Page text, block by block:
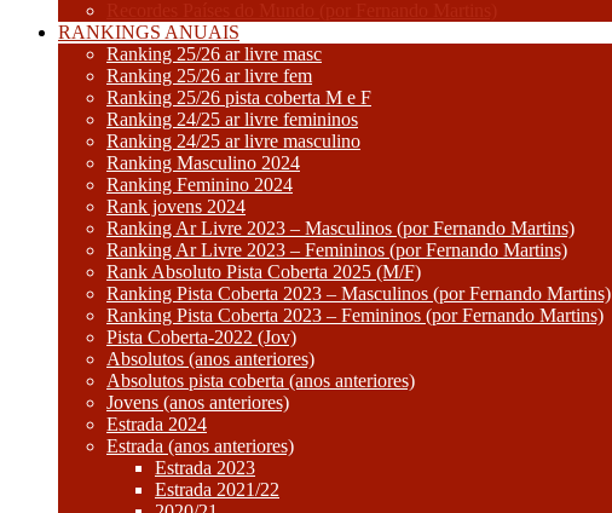
RANKINGS ANUAIS
Ranking 25/26 ar livre masc
Ranking 25/26 ar livre fem
Ranking 25/26 pista coberta M e F
Ranking 24/25 ar livre femininos
Ranking 24/25 ar livre masculino
Ranking Masculino 2024
Ranking Feminino 2024
Rank jovens 2024
Ranking Ar Livre 2023 – Masculinos (por Fernando Martins)
Ranking Ar Livre 2023 – Femininos (por Fernando Martins)
Rank Absoluto Pista Coberta 2025 (M/F)
Ranking Pista Coberta 2023 – Masculinos (por Fernando Martins)
Ranking Pista Coberta 2023 – Femininos (por Fernando Martins)
Pista Coberta-2022 (Jov)
Absolutos (anos anteriores)
Absolutos pista coberta (anos anteriores)
Jovens (anos anteriores)
Estrada 2024
Estrada (anos anteriores)
Estrada 2023
Estrada 2021/22